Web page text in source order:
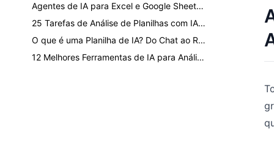
Agentes de IA para Excel e Google Sheets em 2026: Testes Reais, Casos de Falha, e um Guia do Comprador
25 Tarefas de Análise de Planilhas com IA para Finanças e Operações (com prompts)
O que é uma Planilha de IA? Do Chat ao Relatório de Negócios Revisável
12 Melhores Ferramentas de IA para Análise de Dados do Excel em 2026: Escolha por Workflow